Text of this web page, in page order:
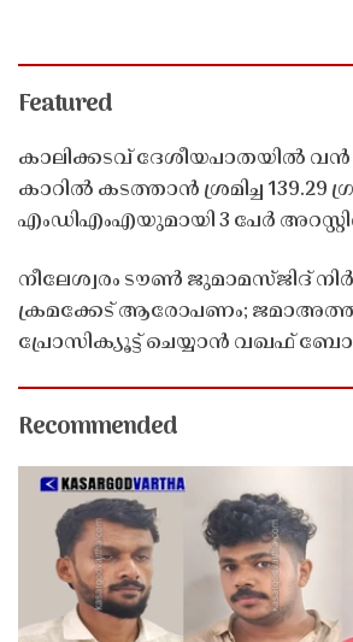
Featured
കാലിക്കടവ് ദേശീയപാതയിൽ വൻ
കാറിൽ കടത്താൻ ശ്രമിച്ച 139.29
എംഡിഎംഎയുമായി 3 പേർ
നീലേശ്വരം ടൗൺ ജുമാമസ്ജിദ്
ക്രമക്കേട് ആരോപണം; ജമാഅത്ത്
പ്രോസിക്യൂട്ട് ചെയ്യാൻ വഖഫ്
Recommended